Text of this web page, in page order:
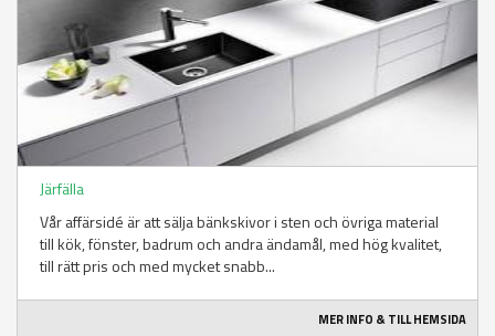
Järfälla
Vår affärsidé är att sälja bänkskivor i sten och övriga material
till kök, fönster, badrum och andra ändamål, med hög kvalitet,
till rätt pris och med mycket snabb...
MER INFO & TILL HEMSIDA